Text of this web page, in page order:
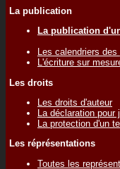
La publication
La publication
Les calendriers
L'écriture sur
Les droits
Les droits d'auteur
La déclaration
La protection d'un
Les réprésentations
Toutes les